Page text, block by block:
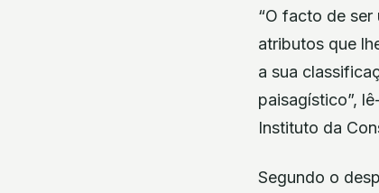
“O facto de
atributos que
a sua
paisagístico”,
Instituto da
Segundo o